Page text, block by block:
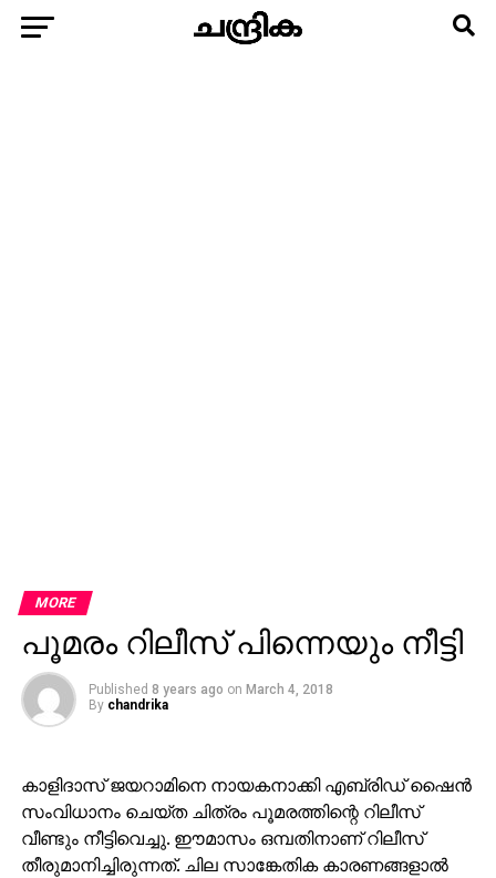
MORE
പൂമരം റിലീസ് പിന്നെയും നീട്ടി
Published 8 years ago on March 4, 2018
By chandrika
കാളിദാസ് ജയറാമിനെ നായകനാക്കി എബ്രിഡ് ഷൈന്‍
സംവിധാനം ചെയ്ത ചിത്രം പൂമരത്തിന്റെ റിലീസ്
വീണ്ടും നീട്ടിവെച്ചു. ഈമാസം ഒമ്പതിനാണ് റിലീസ്
തീരുമാനിച്ചിരുന്നത്. ചില സാങ്കേതിക കാരണങ്ങളാല്‍